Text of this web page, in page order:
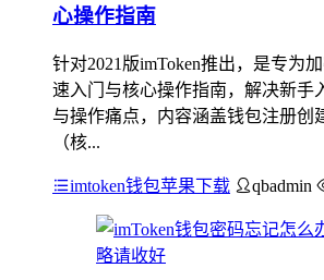
心操作指南
针对2021版imToken推出，是专为
速入门与核心操作指南，解决新手
与操作痛点，内容涵盖钱包注册创
（核...
imtoken钱包苹果下载 qbadmin